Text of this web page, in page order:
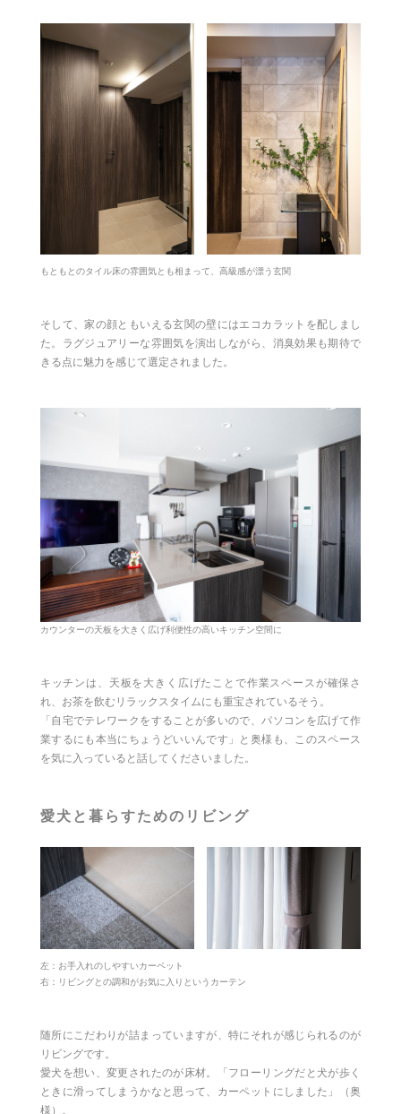
もともとのタイル床の雰囲気とも相まって、高級感が漂う玄関
そして、家の顔ともいえる玄関の壁にはエコカラットを配しまし
た。ラグジュアリーな雰囲気を演出しながら、消臭効果も期待で
きる点に魅力を感じて選定されました。
カウンターの天板を大きく広げ利便性の高いキッチン空間に
キッチンは、天板を大きく広げたことで作業スペースが確保さ
れ、お茶を飲むリラックスタイムにも重宝されているそう。
「自宅でテレワークをすることが多いので、パソコンを広げて作
業するにも本当にちょうどいいんです」と奥様も、このスペース
を気に入っていると話してくださいました。
愛犬と暮らすためのリビング
左：お手入れのしやすいカーペット
右：リビングとの調和がお気に入りというカーテン
随所にこだわりが詰まっていますが、特にそれが感じられるのが
リビングです。
愛犬を想い、変更されたのが床材。「フローリングだと犬が歩く
ときに滑ってしまうかなと思って、カーペットにしました」（奥
様）。